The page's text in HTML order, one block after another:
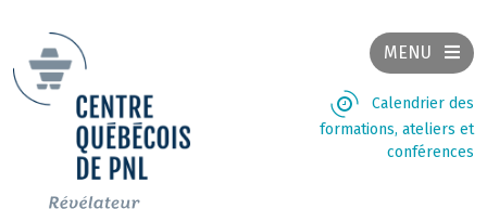
MENU
Calendrier des
formations, ateliers et
conférences